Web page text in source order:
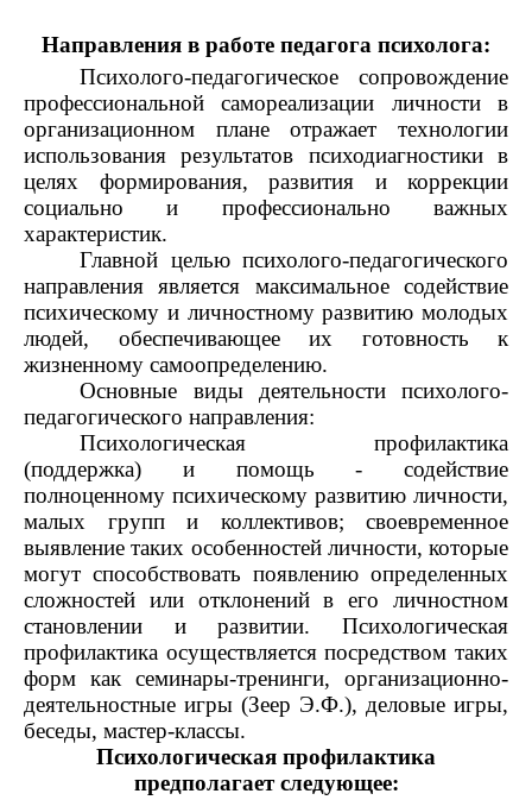
Направления в работе педагога психолога:
Психолого-педагогическое сопровождение
профессиональной самореализации личности в
организационном плане отражает технологии
использования результатов психодиагностики в
целях формирования, развития и коррекции
социально и профессионально важных
характеристик.
Главной целью психолого-педагогического
направления является максимальное содействие
психическому и личностному развитию молодых
людей, обеспечивающее их готовность к
жизненному самоопределению.
Основные виды деятельности психолого-
педагогического направления:
Психологическая профилактика
(поддержка) и помощь - содействие
полноценному психическому развитию личности,
малых групп и коллективов; своевременное
выявление таких особенностей личности, которые
могут способствовать появлению определенных
сложностей или отклонений в его личностном
становлении и развитии. Психологическая
профилактика осуществляется посредством таких
форм как семинары-тренинги, организационно-
деятельностные игры (Зеер Э.Ф.), деловые игры,
беседы, мастер-классы.
Психологическая профилактика
предполагает следующее: